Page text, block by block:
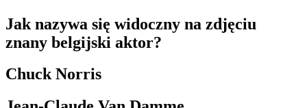
Jak nazywa się widoczny na zdjęciu
znany belgijski aktor?
Chuck Norris